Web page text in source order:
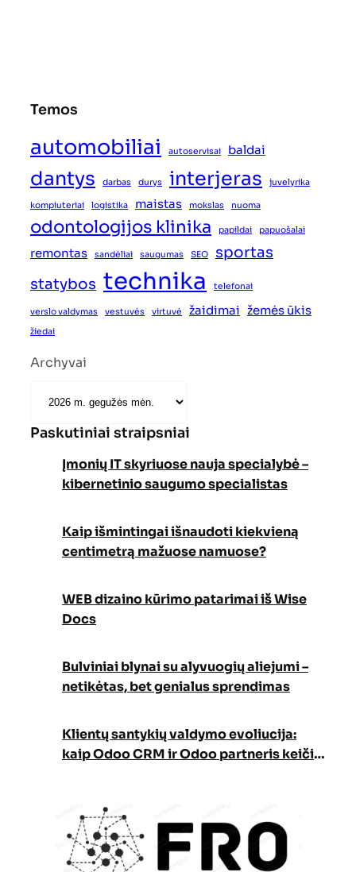
Temos
automobiliai autoservisai baldai
dantys darbas durys interjeras juvelyrika
kompiuteriai logistika maistas mokslas nuoma
odontologijos klinika papildai papuošalai
remontas sandėliai saugumas SEO
sportas
statybos technika telefonai
verslo valdymas vestuvės virtuvė žaidimai žemės ūkis
žiedai
Archyvai
Paskutiniai straipsniai
Įmonių IT skyriuose nauja specialybė –
kibernetinio saugumo specialistas
Kaip išmintingai išnaudoti kiekvieną
centimetrą mažuose namuose?
WEB dizaino kūrimo patarimai iš Wise
Docs
Bulviniai blynai su alyvuogių aliejumi –
netikėtas, bet genialus sprendimas
Klientų santykių valdymo evoliucija:
kaip Odoo CRM ir Odoo partneris keičia